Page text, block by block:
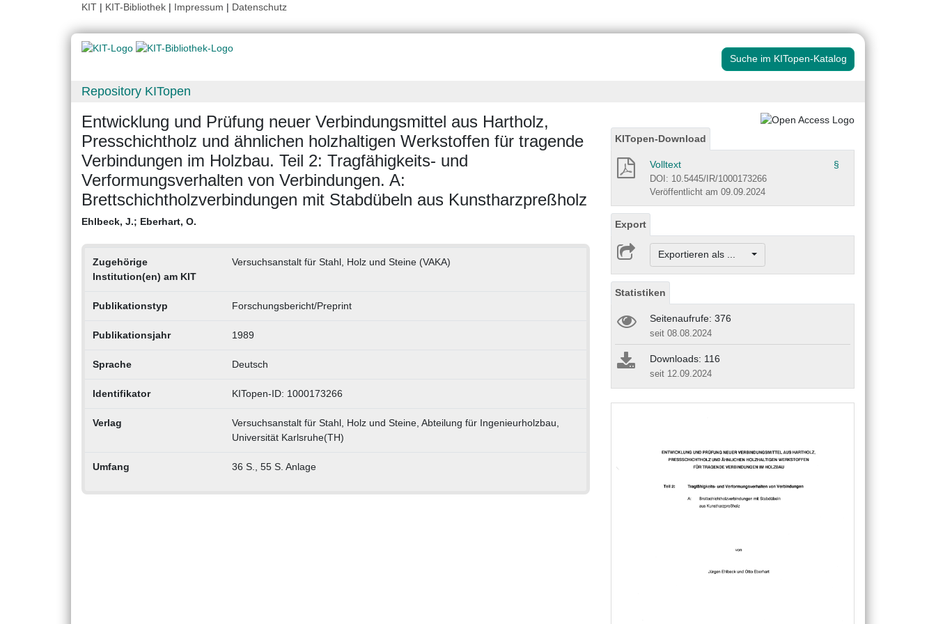
KIT | KIT-Bibliothek | Impressum | Datenschutz
Suche im KITopen-Katalog
Repository KITopen
Entwicklung und Prüfung neuer Verbindungsmittel aus Hartholz,
Presschichtholz und ähnlichen holzhaltigen Werkstoffen für tragende
Verbindungen im Holzbau. Teil 2: Tragfähigkeits- und
Verformungsverhalten von Verbindungen. A:
Brettschichtholzverbindungen mit Stabdübeln aus Kunstharzpreßholz
Ehlbeck, J.; Eberhart, O.
Zugehörige
Institution(en) am KIT
Versuchsanstalt für Stahl, Holz und Steine (VAKA)
Publikationstyp Forschungsbericht/Preprint
Publikationsjahr 1989
Sprache Deutsch
Identifikator KITopen-ID: 1000173266
Verlag
Versuchsanstalt für Stahl, Holz und Steine, Abteilung für Ingenieurholzbau,
Universität Karlsruhe(TH)
Umfang 36 S., 55 S. Anlage
KITopen-Download
Volltext §
DOI: 10.5445/IR/1000173266
Veröffentlicht am 09.09.2024
Export
Exportieren als ...
Statistiken
Seitenaufrufe: 376
seit 08.08.2024
Downloads: 116
seit 12.09.2024